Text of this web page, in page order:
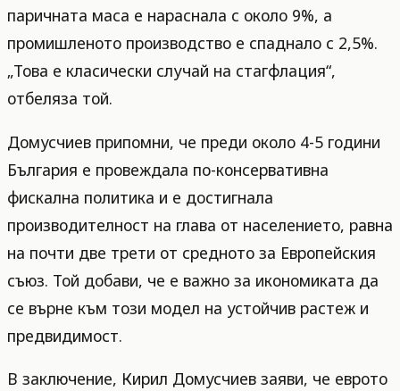
паричната маса е нараснала с около 9%, а
промишленото производство е спаднало с 2,5%.
„Това е класически случай на стагфлация“,
отбеляза той.
Домусчиев припомни, че преди около 4-5 години
България е провеждала по-консервативна
фискална политика и е достигнала
производителност на глава от населението, равна
на почти две трети от средното за Европейския
съюз. Той добави, че е важно за икономиката да
се върне към този модел на устойчив растеж и
предвидимост.
В заключение, Кирил Домусчиев заяви, че еврото